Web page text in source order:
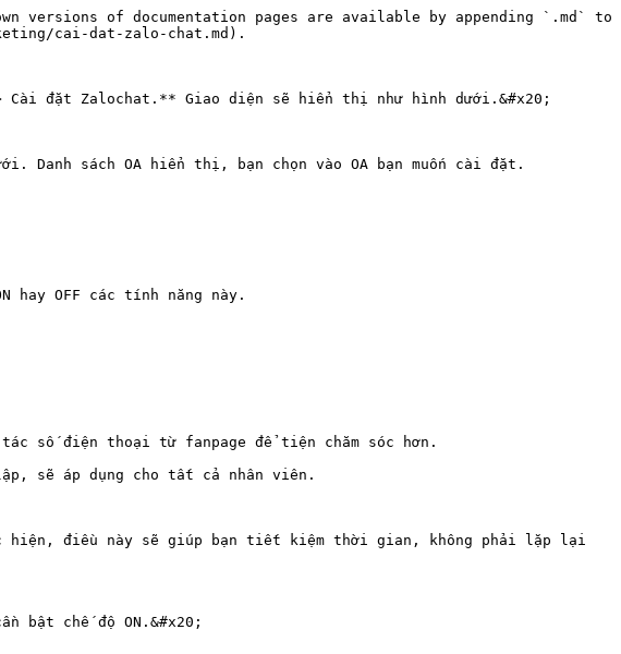
of documentation pages are available by appending `.md` to
cai-dat-zalo-chat.md).
đặt Zalochat.** Giao diện sẽ hiển thị như hình dưới.&#x20;
sách OA hiển thị, bạn chọn vào OA bạn muốn cài đặt.
hay OFF các tính năng này.
số điện thoại từ fanpage để tiện chăm sóc hơn.
sẽ áp dụng cho tất cả nhân viên.
hiện, điều này sẽ giúp bạn tiết kiệm thời gian, không phải lặp lại
bật chế độ ON.&#x20;